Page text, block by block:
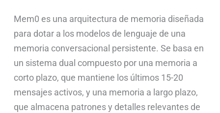
Mem0 es una arquitectura de memoria diseñada
para dotar a los modelos de lenguaje de una
memoria conversacional persistente. Se basa en
un sistema dual compuesto por una memoria a
corto plazo, que mantiene los últimos 15-20
mensajes activos, y una memoria a largo plazo,
que almacena patrones y detalles relevantes de